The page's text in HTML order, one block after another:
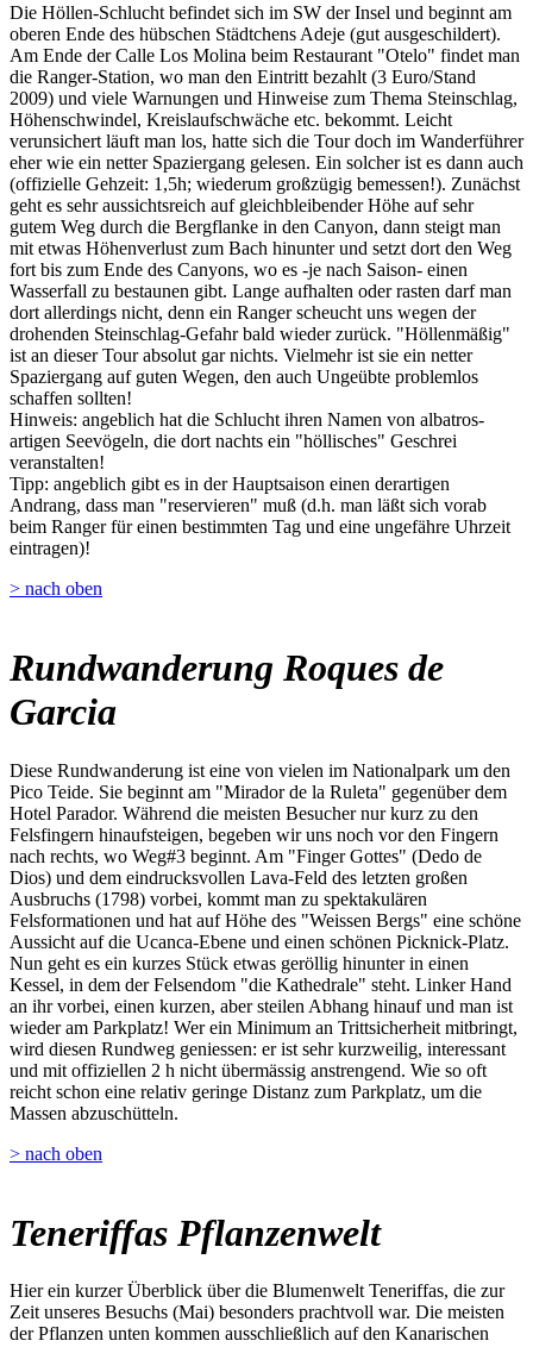
Die Höllen-Schlucht befindet sich im SW der Insel und beginnt am
oberen Ende des hübschen Städtchens Adeje (gut ausgeschildert).
Am Ende der Calle Los Molina beim Restaurant "Otelo" findet man
die Ranger-Station, wo man den Eintritt bezahlt (3 Euro/Stand
2009) und viele Warnungen und Hinweise zum Thema Steinschlag,
Höhenschwindel, Kreislaufschwäche etc. bekommt. Leicht
verunsichert läuft man los, hatte sich die Tour doch im Wanderführer
eher wie ein netter Spaziergang gelesen. Ein solcher ist es dann auch
(offizielle Gehzeit: 1,5h; wiederum großzügig bemessen!). Zunächst
geht es sehr aussichtsreich auf gleichbleibender Höhe auf sehr
gutem Weg durch die Bergflanke in den Canyon, dann steigt man
mit etwas Höhenverlust zum Bach hinunter und setzt dort den Weg
fort bis zum Ende des Canyons, wo es -je nach Saison- einen
Wasserfall zu bestaunen gibt. Lange aufhalten oder rasten darf man
dort allerdings nicht, denn ein Ranger scheucht uns wegen der
drohenden Steinschlag-Gefahr bald wieder zurück. "Höllenmäßig"
ist an dieser Tour absolut gar nichts. Vielmehr ist sie ein netter
Spaziergang auf guten Wegen, den auch Ungeübte problemlos
schaffen sollten!
Hinweis: angeblich hat die Schlucht ihren Namen von albatros-
artigen Seevögeln, die dort nachts ein "höllisches" Geschrei
veranstalten!
Tipp: angeblich gibt es in der Hauptsaison einen derartigen
Andrang, dass man "reservieren" muß (d.h. man läßt sich vorab
beim Ranger für einen bestimmten Tag und eine ungefähre Uhrzeit
eintragen)!
> nach oben
Rundwanderung Roques de
Garcia
Diese Rundwanderung ist eine von vielen im Nationalpark um den
Pico Teide. Sie beginnt am "Mirador de la Ruleta" gegenüber dem
Hotel Parador. Während die meisten Besucher nur kurz zu den
Felsfingern hinaufsteigen, begeben wir uns noch vor den Fingern
nach rechts, wo Weg#3 beginnt. Am "Finger Gottes" (Dedo de
Dios) und dem eindrucksvollen Lava-Feld des letzten großen
Ausbruchs (1798) vorbei, kommt man zu spektakulären
Felsformationen und hat auf Höhe des "Weissen Bergs" eine schöne
Aussicht auf die Ucanca-Ebene und einen schönen Picknick-Platz.
Nun geht es ein kurzes Stück etwas geröllig hinunter in einen
Kessel, in dem der Felsendom "die Kathedrale" steht. Linker Hand
an ihr vorbei, einen kurzen, aber steilen Abhang hinauf und man ist
wieder am Parkplatz! Wer ein Minimum an Trittsicherheit mitbringt,
wird diesen Rundweg geniessen: er ist sehr kurzweilig, interessant
und mit offiziellen 2 h nicht übermässig anstrengend. Wie so oft
reicht schon eine relativ geringe Distanz zum Parkplatz, um die
Massen abzuschütteln.
> nach oben
Teneriffas Pflanzenwelt
Hier ein kurzer Überblick über die Blumenwelt Teneriffas, die zur
Zeit unseres Besuchs (Mai) besonders prachtvoll war. Die meisten
der Pflanzen unten kommen ausschließlich auf den Kanarischen